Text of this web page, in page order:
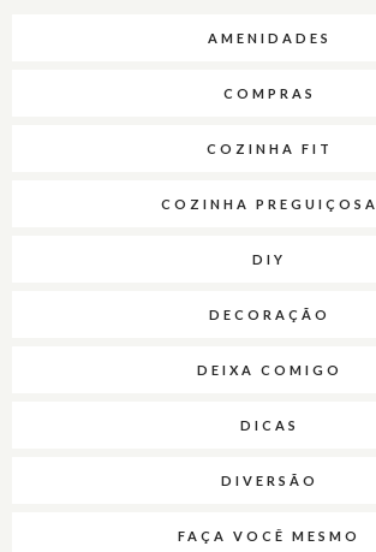
AMENIDADES
COMPRAS
COZINHA FIT
COZINHA PREGUIÇOSA
DIY
DECORAÇÃO
DEIXA COMIGO
DICAS
DIVERSÃO
FAÇA VOCÊ MESMO